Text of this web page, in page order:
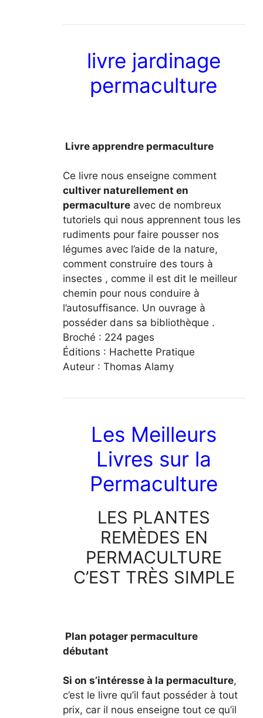
livre jardinage
permaculture
Livre apprendre permaculture
Ce livre nous enseigne comment
cultiver naturellement en
permacultureavec de nombreux
tutoriels qui nous apprennent tous les
rudiments pour faire pousser nos
légumes avec l’aide de la nature,
comment construire des tours à
insectes , comme il est dit le meilleur
chemin pour nous conduire à
l’autosuffisance. Un ouvrage à
posséder dans sa bibliothèque .
Broché : 224 pages
Éditions : Hachette Pratique
Auteur : Thomas Alamy
Les Meilleurs
Livres sur la
Permaculture
LES PLANTES
REMÈDES EN
PERMACULTURE
C’EST TRÈS SIMPLE
Plan potager permaculture
débutant
Si on s’intéresse à la permaculture,
c’est le livre qu’il faut posséder à tout
prix, car il nous enseigne tout ce qu’il